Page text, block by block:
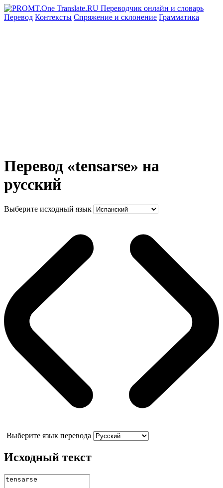
Перевод Контексты Спряжение и склонение Грамматика
Перевод «tensarse» на
русский
Выберите исходный язык
Выберите язык перевода
Исходный текст